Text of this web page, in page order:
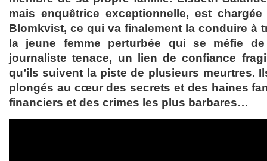
mais enquêtrice exceptionnelle, est
Blomkvist, ce qui va finalement la conduire à
la jeune femme perturbée qui se méfie
journaliste tenace, un lien de confiance
qu’ils suivent la piste de plusieurs meurtres.
plongés au cœur des secrets et des haines
financiers et des crimes les plus barbares…